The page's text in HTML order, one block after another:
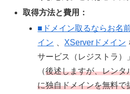
取得方法と費用：
■ドメイン取るならお名
イン
XServerドメイン
サービス（レジストラ）
（後述しますが、レンタ
に独自ドメインを無料で